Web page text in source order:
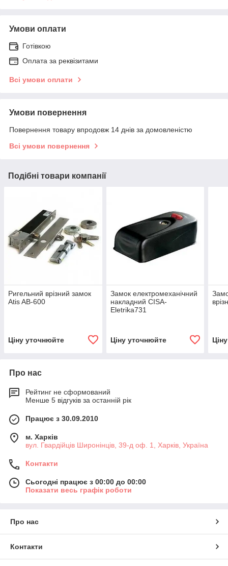
Умови оплати
Готівкою
Оплата за реквізитами
Всі умови оплати
Умови повернення
Повернення товару впродовж 14 днів за домовленістю
Всі умови повернення
Подібні товари компанії
Ригельний врізний замок
Atis AB-600
Ціну уточнюйте
Замок електромеханічний
накладний CISA-
Eletrika731
Ціну уточнюйте
Про нас
Рейтинг не сформований
Менше 5 відгуків за останній рік
Працює з 30.09.2010
м. Харків
вул. Гвардійців Широнінців, 39-д оф. 1, Харків, Україна
Контакти
Сьогодні працює з 00:00 до 00:00
Показати весь графік роботи
Про нас
Контакти